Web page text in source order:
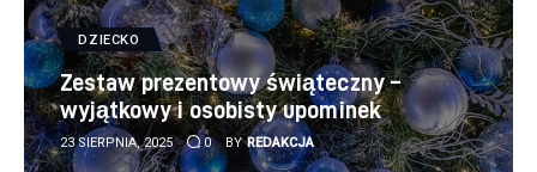
DZIECKO
Zestaw prezentowy świąteczny –
wyjątkowy i osobisty upominek
23 SIERPNIA, 2025 0 BY REDAKCJA